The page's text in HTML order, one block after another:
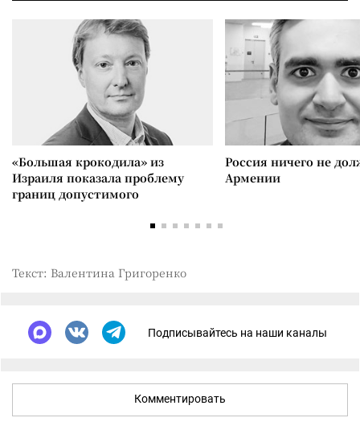
«Большая крокодила» из
Израиля показала проблему
границ допустимого
Россия ничего не
Армении
Текст: Валентина Григоренко
Подписывайтесь на наши каналы
Комментировать